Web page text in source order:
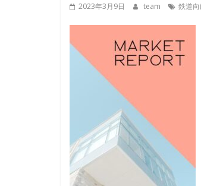
2023年3月9日 team 鉄道